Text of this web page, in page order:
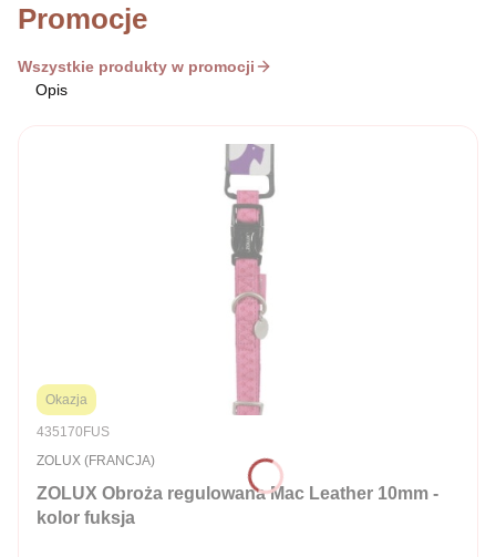
Promocje
Wszystkie produkty w promocji
Opis
Okazja
Kod produktu
435170FUS
ZOLUX Obroża regulowana Mac Leather 10mm -
kolor fuksja
PRODUCENT
ZOLUX (FRANCJA)